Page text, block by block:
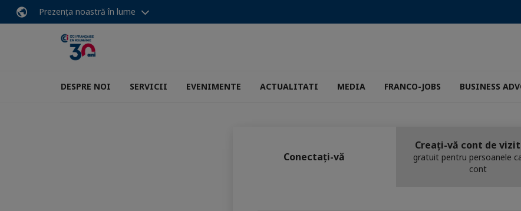
Prezența noastră în lume
DESPRE NOI SERVICII EVENIMENTE ACTUALITATI MEDIA FRANCO-JOBS BUSINESS
Conectați-vă
Creați-vă cont de
gratuit pentru persoanele
cont